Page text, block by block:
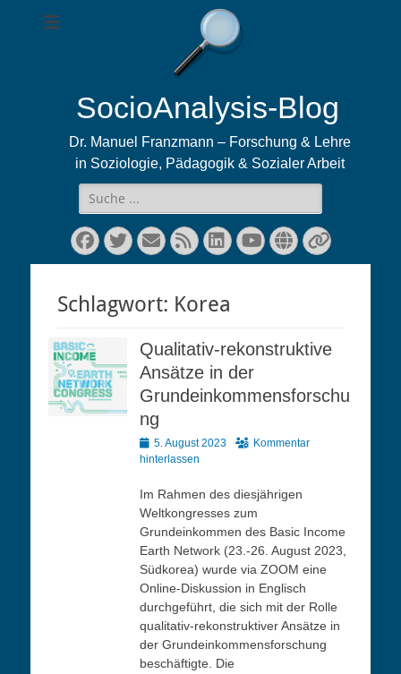
SocioAnalysis-Blog
Dr. Manuel Franzmann – Forschung & Lehre
in Soziologie, Pädagogik & Sozialer Arbeit
Suchen
nach:
Facebook
Twitter
E-
Mail
FeedLinkedIn
YouTube
Website
Schlagwort: Korea
Qualitativ-rekonstruktive
Ansätze in der
Grundeinkommensforschu
ng
Veröffentlicht
am
5. August 2023
Kommentar
hinterlassen
Im Rahmen des diesjährigen
Weltkongresses zum
Grundeinkommen des Basic Income
Earth Network (23.-26. August 2023,
Südkorea) wurde via ZOOM eine
Online-Diskussion in Englisch
durchgeführt, die sich mit der Rolle
qualitativ-rekonstruktiver Ansätze in
der Grundeinkommensforschung
beschäftigte. Die